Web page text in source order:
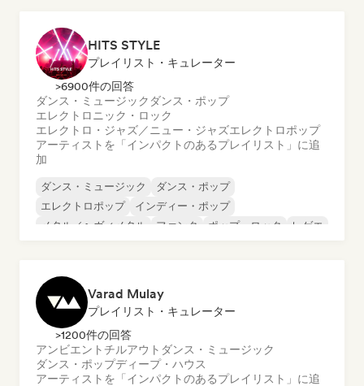
HITS STYLE
プレイリスト・キュレーター
>6900件の回答
ダンス・ミュージック ダンス・ポップ
エレクトロニック・ロック
エレクトロ・ジャズ／ニュー・ジャズエレクトロポップ
アーティストを「インパクトのあるプレイリスト」に追
加
ダンス・ミュージック
ダンス・ポップ
エレクトロポップ
インディー・ポップ
メタル／ヘヴィメタル
ファンク ポップ・ロック レゲエ
Varad Mulay
プレイリスト・キュレーター
>1200件の回答
アンビエント チルアウト ダンス・ミュージック
ダンス・ポップディープ・ハウス
アーティストを「インパクトのあるプレイリスト」に追